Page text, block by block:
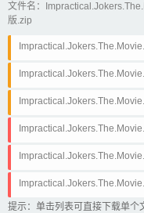
文件名：
版.zip
EN.srt
CN.srt
EN&CN.srt
EN.ass
CN.ass
EN&CN.ass
提示：单击列表可直接下载单个